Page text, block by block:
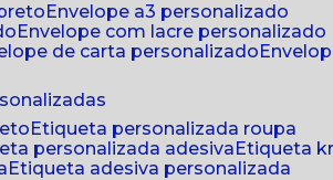
envelope a3 personalizado
envelope com lacre personalizado
de carta personalizado
etiqueta personalizada roupa
personalizada adesiva
etiqueta
etiqueta adesiva personalizada